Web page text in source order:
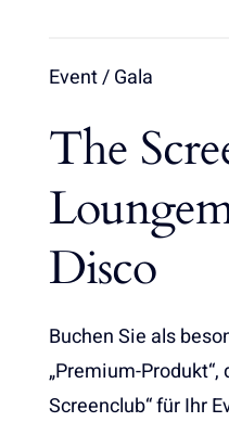
Event / Gala
The
Disco
Buchen Sie als
„Premium-Produkt“,
Screenclub“ für Ihr